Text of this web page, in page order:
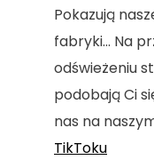
Pokazują
fabryki... Na
odświeżeniu
podobają Ci
nas na
TikToku